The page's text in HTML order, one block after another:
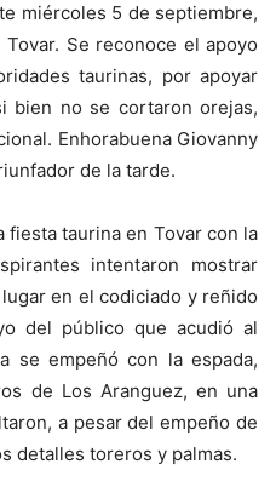
miércoles 5 de septiembre,
Se reconoce el apoyo
taurinas, por apoyar
bien no se cortaron orejas,
Enhorabuena Giovanny
de la tarde.
fiesta taurina en Tovar con la
intentaron mostrar
en el codiciado y reñido
del público que acudió al
se empeñó con la espada,
de Los Aranguez, en una
a pesar del empeño de
detalles toreros y palmas.